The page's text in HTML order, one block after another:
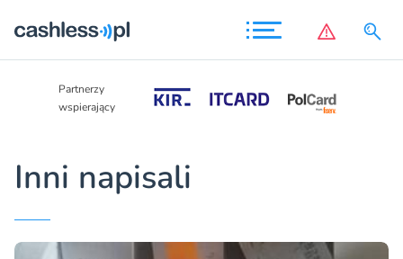
Partnerzy
wspierający
Inni napisali